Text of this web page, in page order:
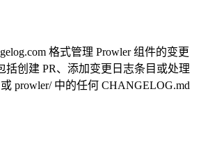
格式管理 Prowler 组件的变更
括创建 PR、添加变更日志条目或处理
或 prowler/ 中的任何 CHANGELOG.md